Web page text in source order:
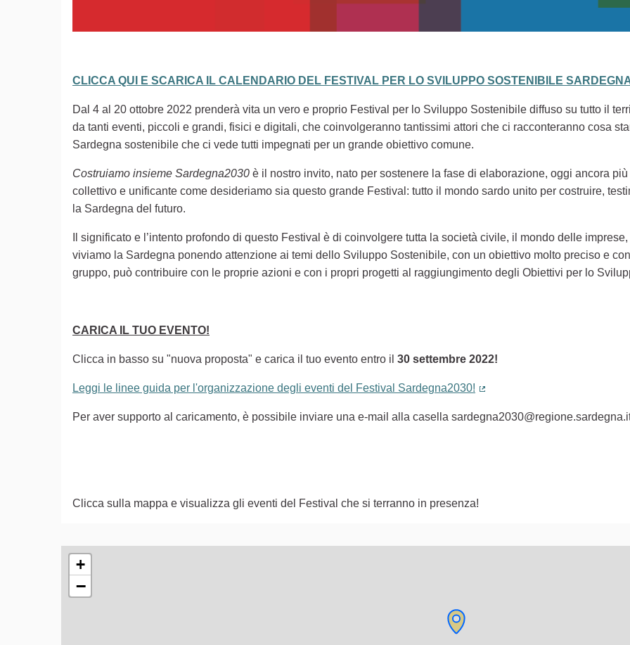
CLICCA QUI E SCARICA IL CALENDARIO DEL FESTIVAL PER LO SVILUPPO SOSTENIBILE
Dal 4 al 20 ottobre 2022 prenderà vita un vero e proprio Festival per lo Sviluppo Sostenibile diffuso su tutto il
da tanti eventi, piccoli e grandi, fisici e digitali, che coinvolgeranno tantissimi attori che ci racconteranno cosa
Sardegna sostenibile che ci vede tutti impegnati per un grande obiettivo comune.
Costruiamo insieme Sardegna2030 è il nostro invito, nato per sostenere la fase di elaborazione, oggi ancora
collettivo e unificante come desideriamo sia questo grande Festival: tutto il mondo sardo unito per costruire,
la Sardegna del futuro.
Il significato e l’intento profondo di questo Festival è di coinvolgere tutta la società civile, il mondo delle
viviamo la Sardegna ponendo attenzione ai temi dello Sviluppo Sostenibile, con un obiettivo molto preciso e
gruppo, può contribuire con le proprie azioni e con i propri progetti al raggiungimento degli Obiettivi per lo
CARICA IL TUO EVENTO!
Clicca in basso su "nuova proposta" e carica il tuo evento entro il 30 settembre 2022!
Leggi le linee guida per l'organizzazione degli eventi del Festival Sardegna2030!
Per aver supporto al caricamento, è possibile inviare una e-mail alla casella
Clicca sulla mappa e visualizza gli eventi del Festival che si terranno in presenza!
L'elemento seguente è una mappa che presenta gli elementi di questa pagina come punti della mappa.
+
−